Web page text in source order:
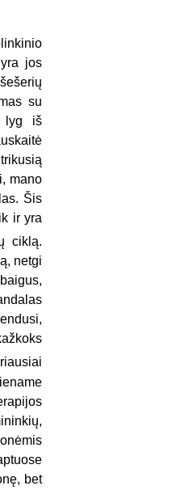
jos
su
lyg iš
mano
Šis
ir yra
ciklą.
netgi
bet